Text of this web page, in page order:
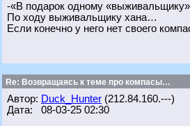
-«В подарок одному «выживальщику»
По ходу выживальщику хана…
Если конечно у него нет своего
Re: Возвращаясь к теме про компасы…
Автор: Duck_Hunter (212.84.160.---)
Дата: 08-03-25 02:30